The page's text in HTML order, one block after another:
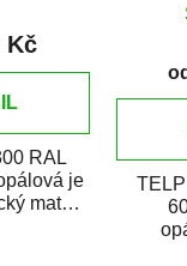
Kč
RAL
je
matný
od